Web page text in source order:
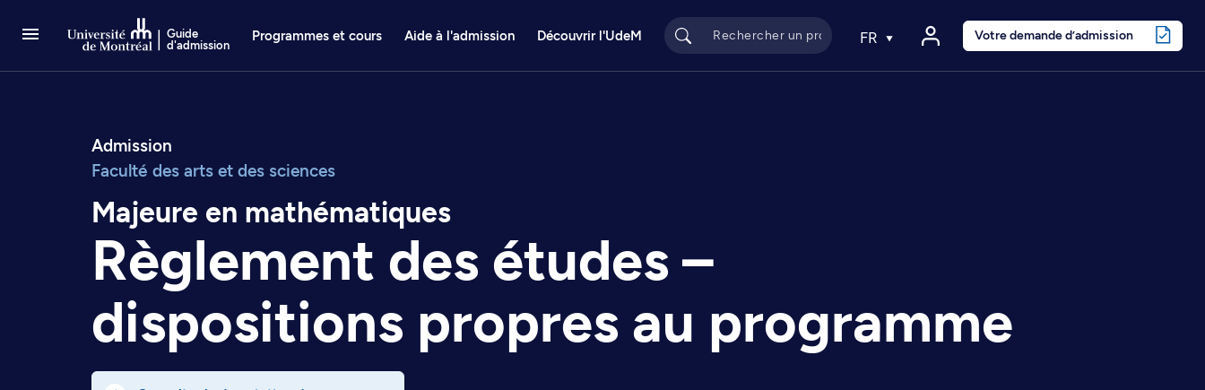
Guide
d'admission
Programmes et cours Aide à l'admission Découvrir l'UdeM FR Votre demande d’admission
Admission
Faculté des arts et des sciences
Majeure en mathématiques
Règlement des études –
dispositions propres au programme